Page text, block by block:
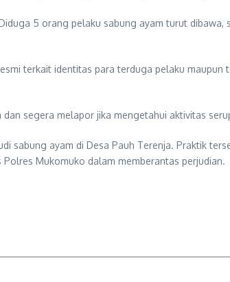
5 orang pelaku sabung ayam turut
terkait identitas para terduga pelaku
segera melapor jika mengetahui aktivitas
sabung ayam di Desa Pauh Terenja. Praktik
Mukomuko dalam memberantas perjudian.